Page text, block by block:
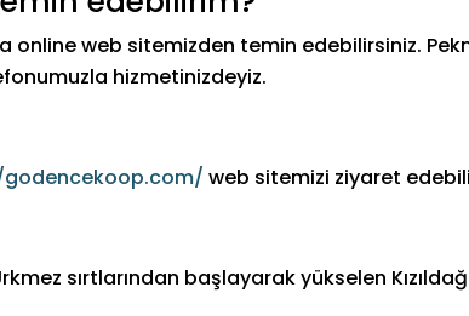
online web sitemizden temin edebilirsiniz.
hizmetinizdeyiz.
web sitemizi ziyaret
sırtlarından başlayarak yükselen